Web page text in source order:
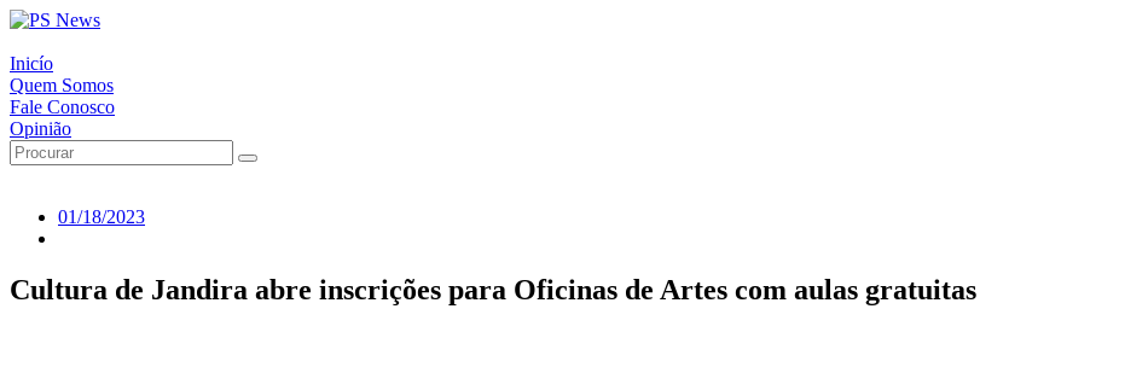
Inicío
Quem Somos
Fale Conosco
Opinião
01/18/2023
Cultura de Jandira abre inscrições para Oficinas de Artes com aulas gratuitas